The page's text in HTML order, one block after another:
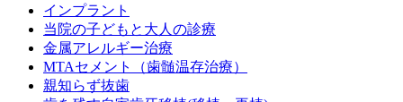
インプラント
当院の子どもと大人の診療
金属アレルギー治療
MTAセメント（歯髄温存治療）
親知らず抜歯